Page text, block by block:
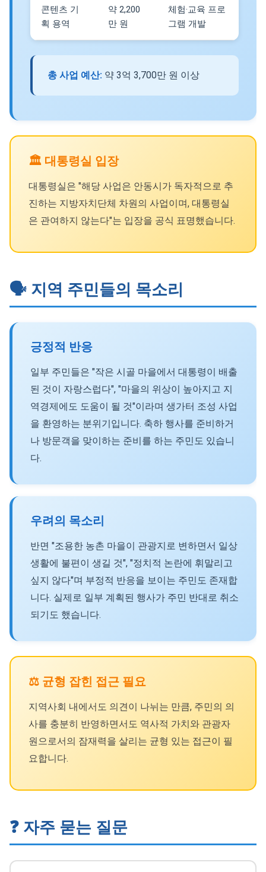
콘텐츠 기
획 용역
약 2,200
만 원
체험·교육 프로
그램 개발
총 사업 예산: 약 3억 3,700만 원 이상
🏛️ 대통령실 입장
대통령실은 "해당 사업은 안동시가 독자적으로 추
진하는 지방자치단체 차원의 사업이며, 대통령실
은 관여하지 않는다"는 입장을 공식 표명했습니다.
🗣️ 지역 주민들의 목소리
긍정적 반응
일부 주민들은 "작은 시골 마을에서 대통령이 배출
된 것이 자랑스럽다", "마을의 위상이 높아지고 지
역경제에도 도움이 될 것"이라며 생가터 조성 사업
을 환영하는 분위기입니다. 축하 행사를 준비하거
나 방문객을 맞이하는 준비를 하는 주민도 있습니
다.
우려의 목소리
반면 "조용한 농촌 마을이 관광지로 변하면서 일상
생활에 불편이 생길 것", "정치적 논란에 휘말리고
싶지 않다"며 부정적 반응을 보이는 주민도 존재합
니다. 실제로 일부 계획된 행사가 주민 반대로 취소
되기도 했습니다.
⚖️ 균형 잡힌 접근 필요
지역사회 내에서도 의견이 나뉘는 만큼, 주민의 의
사를 충분히 반영하면서도 역사적 가치와 관광자
원으로서의 잠재력을 살리는 균형 있는 접근이 필
요합니다.
❓ 자주 묻는 질문